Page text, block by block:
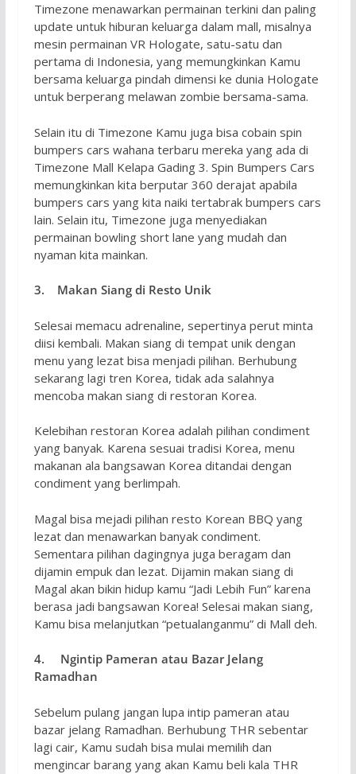
Timezone menawarkan permainan terkini dan paling
update untuk hiburan keluarga dalam mall, misalnya
mesin permainan VR Hologate, satu-satu dan
pertama di Indonesia, yang memungkinkan Kamu
bersama keluarga pindah dimensi ke dunia Hologate
untuk berperang melawan zombie bersama-sama.
Selain itu di Timezone Kamu juga bisa cobain spin
bumpers cars wahana terbaru mereka yang ada di
Timezone Mall Kelapa Gading 3. Spin Bumpers Cars
memungkinkan kita berputar 360 derajat apabila
bumpers cars yang kita naiki tertabrak bumpers cars
lain. Selain itu, Timezone juga menyediakan
permainan bowling short lane yang mudah dan
nyaman kita mainkan.
3. Makan Siang di Resto Unik
Selesai memacu adrenaline, sepertinya perut minta
diisi kembali. Makan siang di tempat unik dengan
menu yang lezat bisa menjadi pilihan. Berhubung
sekarang lagi tren Korea, tidak ada salahnya
mencoba makan siang di restoran Korea.
Kelebihan restoran Korea adalah pilihan condiment
yang banyak. Karena sesuai tradisi Korea, menu
makanan ala bangsawan Korea ditandai dengan
condiment yang berlimpah.
Magal bisa mejadi pilihan resto Korean BBQ yang
lezat dan menawarkan banyak condiment.
Sementara pilihan dagingnya juga beragam dan
dijamin empuk dan lezat. Dijamin makan siang di
Magal akan bikin hidup kamu “Jadi Lebih Fun” karena
berasa jadi bangsawan Korea! Selesai makan siang,
Kamu bisa melanjutkan “petualanganmu” di Mall deh.
4. Ngintip Pameran atau Bazar Jelang
Ramadhan
Sebelum pulang jangan lupa intip pameran atau
bazar jelang Ramadhan. Berhubung THR sebentar
lagi cair, Kamu sudah bisa mulai memilih dan
mengincar barang yang akan Kamu beli kala THR